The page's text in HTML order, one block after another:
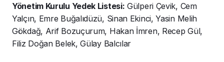
Yönetim Kurulu Yedek Listesi: Gülperi Çevik, Cem
Yalçın, Emre Buğalıdüzü, Sinan Ekinci, Yasin Melih
Gökdağ, Arif Bozuçurum, Hakan İmren, Recep Gül,
Filiz Doğan Belek, Gülay Balcılar